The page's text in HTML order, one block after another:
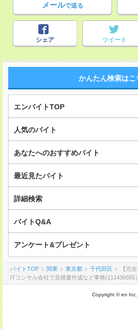
メールで送る
シェア ツイート
かんたん検索はこ
エンバイトTOP
人気のバイト
あなたへのおすすめバイト
最近見たバイト
詳細検索
バイトQ&A
アンケート&プレゼント
バイトTOP 関東 東京都 千代田区
【完
ITコンサル会社で見積書作成など事務(111436655）
Copyright © en Inc.